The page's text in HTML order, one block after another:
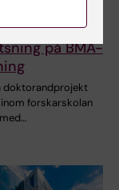
fyra
i
på BMA-
doktorandprojekt
forskarskolan